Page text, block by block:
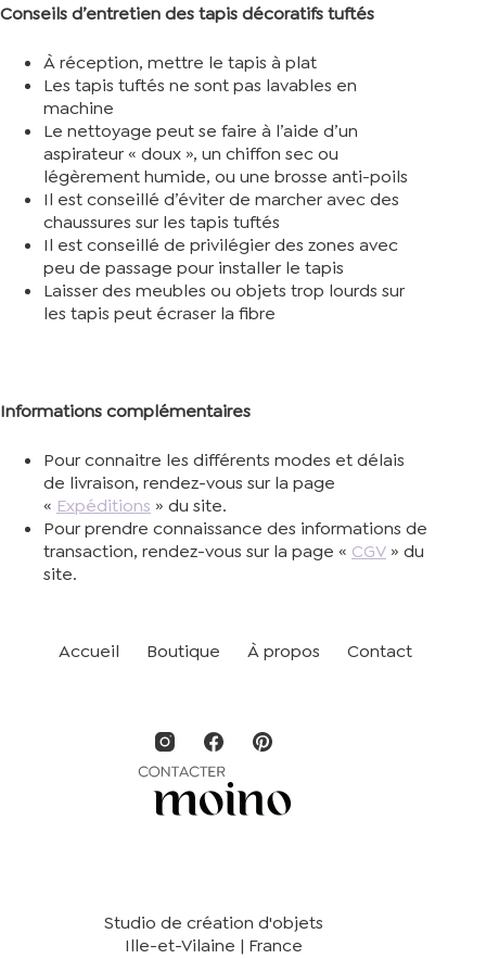
Conseils d’entretien des tapis décoratifs tuftés
À réception, mettre le tapis à plat
Les tapis tuftés ne sont pas lavables en
machine
Le nettoyage peut se faire à l’aide d’un
aspirateur « doux », un chiffon sec ou
légèrement humide, ou une brosse anti-poils
Il est conseillé d’éviter de marcher avec des
chaussures sur les tapis tuftés
Il est conseillé de privilégier des zones avec
peu de passage pour installer le tapis
Laisser des meubles ou objets trop lourds sur
les tapis peut écraser la fibre
Informations complémentaires
Pour connaitre les différents modes et délais
de livraison, rendez-vous sur la page
« Expéditions » du site.
Pour prendre connaissance des informations de
transaction, rendez-vous sur la page « CGV » du
site.
Accueil Boutique À propos Contact
Studio de création d'objets
Ille-et-Vilaine | France